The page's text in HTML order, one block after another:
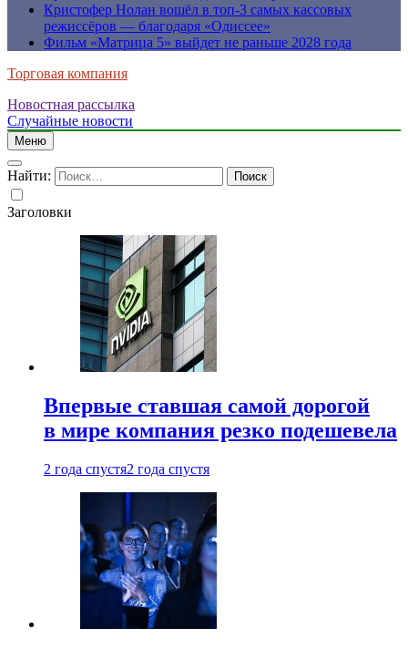
Кристофер Нолан вошёл в топ-3 самых кассовых
режиссёров — благодаря «Одиссее»
Фильм «Матрица 5» выйдет не раньше 2028 года
Торговая компания
Новостная рассылка
Случайные новости
Меню
Найти:
Заголовки
Впервые ставшая самой дорогой
в мире компания резко подешевела
2 года спустя2 года спустя